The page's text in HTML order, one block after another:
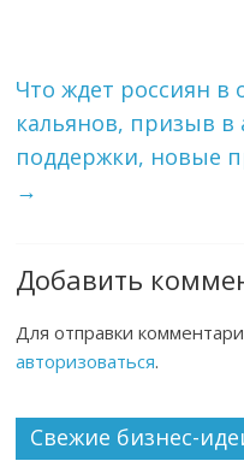
Что ждет россиян в
кальянов, призыв
поддержки, новые
→
Добавить
Для отправки
авторизоваться.
Свежие бизнес-